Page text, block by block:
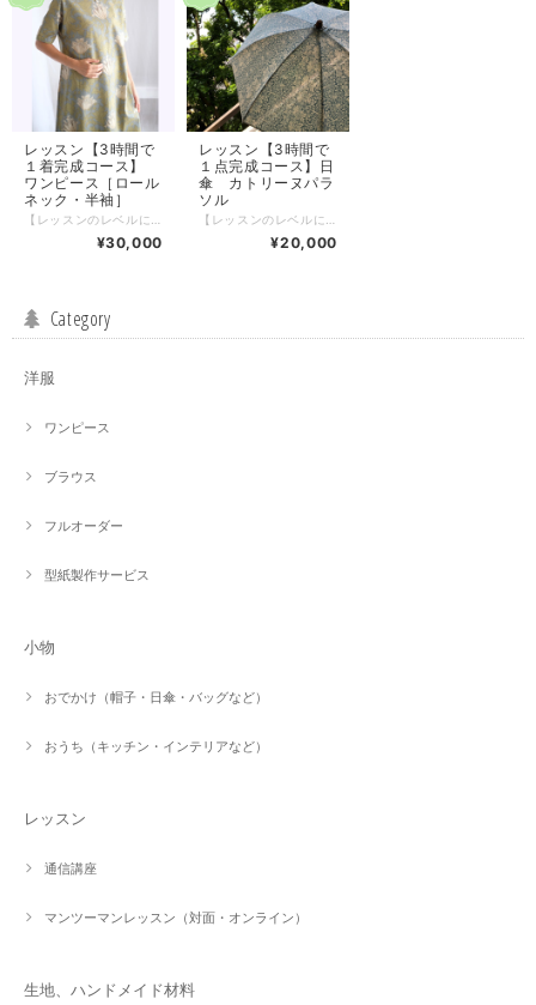
レッスン【3時間で
１着完成コース】
ワンピース［ロール
ネック・半袖］
¥30,000
レッスン【3時間で
１点完成コース】日
傘 カトリーヌパラ
ソル
¥20,000
Category
洋服
ワンピース
ブラウス
フルオーダー
型紙製作サービス
小物
おでかけ（帽子・日傘・バッグなど）
おうち（キッチン・インテリアなど）
レッスン
通信講座
マンツーマンレッスン（対面・オンライン）
生地、ハンドメイド材料